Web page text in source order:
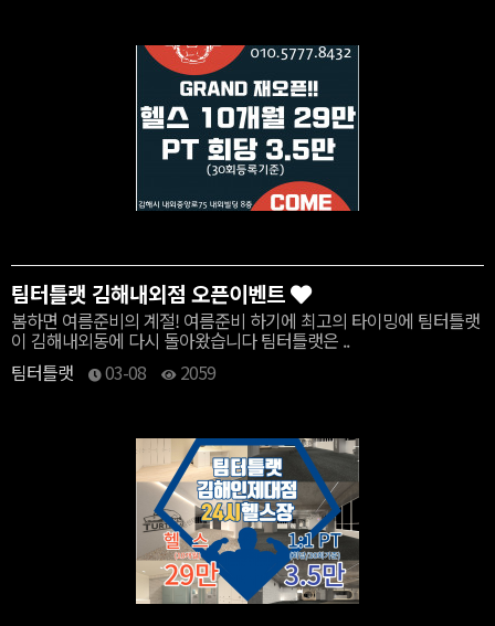
팀터틀랫 김해내외점 오픈이벤트
봄하면 여름준비의 계절! 여름준비 하기에 최고의 타이밍에 팀터틀랫
이 김해내외동에 다시 돌아왔습니다 팀터틀랫은 ..
팀터틀랫
03-08 2059